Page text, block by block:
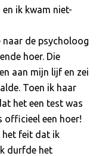
ik kwam niet-
de psycholoog
hoer. Die
aan mijn lijf en zei
Toen ik haar
het een test was
officieel een hoer!
het feit dat ik
durfde het